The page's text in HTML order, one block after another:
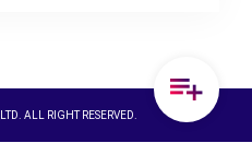
ALL RIGHT RESERVED.